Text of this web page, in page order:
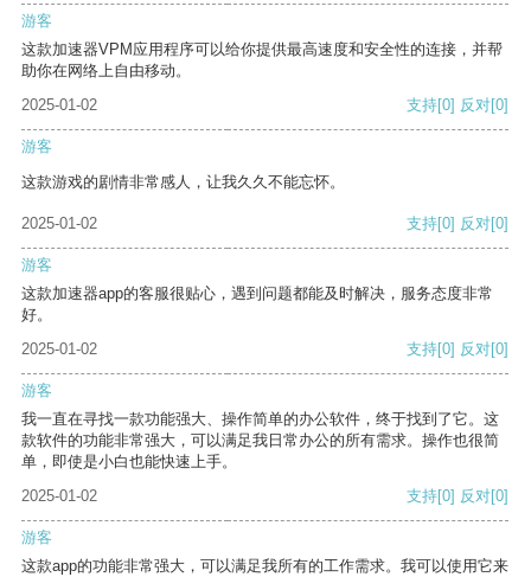
游客
这款加速器VPM应用程序可以给你提供最高速度和安全性的连接，并帮
助你在网络上自由移动。
2025-01-02
支持[0] 反对[0]
游客
这款游戏的剧情非常感人，让我久久不能忘怀。
2025-01-02 支持[0] 反对[0]
游客
这款加速器app的客服很贴心，遇到问题都能及时解决，服务态度非常
好。
2025-01-02
支持[0] 反对[0]
游客
我一直在寻找一款功能强大、操作简单的办公软件，终于找到了它。这
款软件的功能非常强大，可以满足我日常办公的所有需求。操作也很简
单，即使是小白也能快速上手。
2025-01-02
支持[0] 反对[0]
游客
这款app的功能非常强大，可以满足我所有的工作需求。我可以使用它来